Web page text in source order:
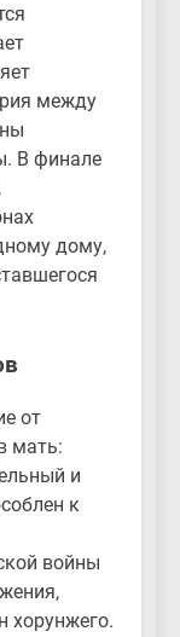
между
В финале
дому,
от
мать:
и
к
войны
хорунжего.